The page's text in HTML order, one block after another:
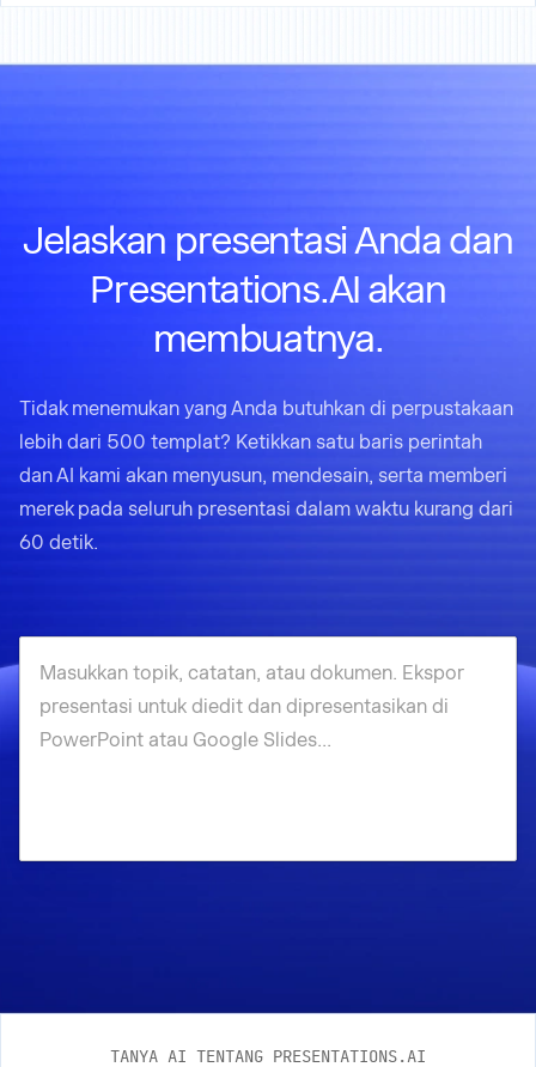
Jelaskan presentasi Anda dan
Presentations.AI akan
membuatnya.
Tidak menemukan yang Anda butuhkan di perpustakaan
lebih dari 500 templat? Ketikkan satu baris perintah
dan AI kami akan menyusun, mendesain, serta memberi
merek pada seluruh presentasi dalam waktu kurang dari
60 detik.
TANYA AI TENTANG PRESENTATIONS.AI